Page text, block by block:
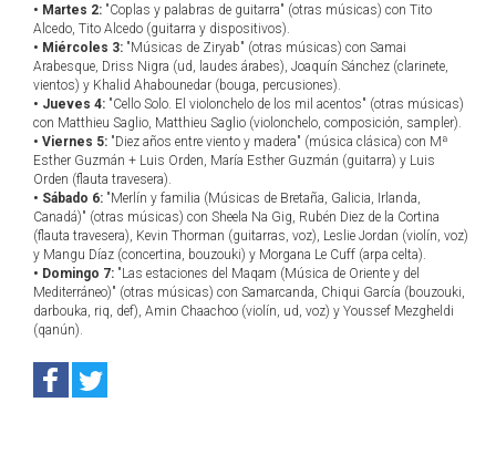
• Martes 2: "Coplas y palabras de guitarra" (otras músicas) con Tito
Alcedo, Tito Alcedo (guitarra y dispositivos).
• Miércoles 3: "Músicas de Ziryab" (otras músicas) con Samai
Arabesque, Driss Nigra (ud, laudes árabes), Joaquín Sánchez (clarinete,
vientos) y Khalid Ahabounedar (bouga, percusiones).
• Jueves 4: "Cello Solo. El violonchelo de los mil acentos" (otras músicas)
con Matthieu Saglio, Matthieu Saglio (violonchelo, composición, sampler).
• Viernes 5: "Diez años entre viento y madera" (música clásica) con Mª
Esther Guzmán + Luis Orden, María Esther Guzmán (guitarra) y Luis
Orden (flauta travesera).
• Sábado 6: "Merlín y familia (Músicas de Bretaña, Galicia, Irlanda,
Canadá)" (otras músicas) con Sheela Na Gig, Rubén Diez de la Cortina
(flauta travesera), Kevin Thorman (guitarras, voz), Leslie Jordan (violín, voz)
y Mangu Díaz (concertina, bouzouki) y Morgana Le Cuff (arpa celta).
• Domingo 7: "Las estaciones del Maqam (Música de Oriente y del
Mediterráneo)" (otras músicas) con Samarcanda, Chiqui García (bouzouki,
darbouka, riq, def), Amin Chaachoo (violín, ud, voz) y Youssef Mezgheldi
(qanún).